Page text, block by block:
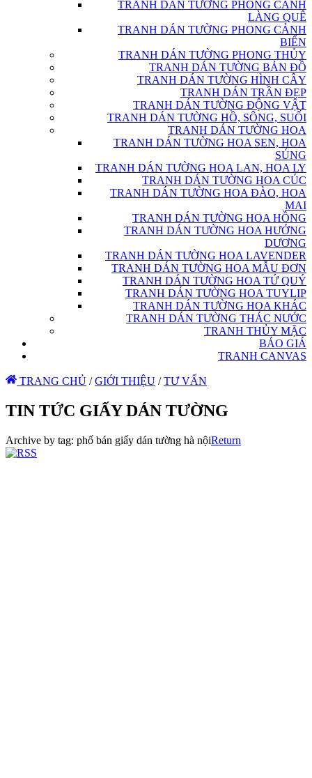
TRANH DÁN TƯỜNG PHONG CẢNH
LÀNG QUÊ
TRANH DÁN TƯỜNG PHONG CẢNH
BIỂN
TRANH DÁN TƯỜNG PHONG THỦY
TRANH DÁN TƯỜNG BẢN ĐỒ
TRANH DÁN TƯỜNG HÌNH CÂY
TRANH DÁN TRẦN ĐẸP
TRANH DÁN TƯỜNG ĐỘNG VẬT
TRANH DÁN TƯỜNG HỒ, SÔNG, SUỐI
TRANH DÁN TƯỜNG HOA
TRANH DÁN TƯỜNG HOA SEN, HOA
SÚNG
TRANH DÁN TƯỜNG HOA LAN, HOA LY
TRANH DÁN TƯỜNG HOA CÚC
TRANH DÁN TƯỜNG HOA ĐÀO, HOA
MAI
TRANH DÁN TƯỜNG HOA HỒNG
TRANH DÁN TƯỜNG HOA HƯỚNG
DƯƠNG
TRANH DÁN TƯỜNG HOA LAVENDER
TRANH DÁN TƯỜNG HOA MẪU ĐƠN
TRANH DÁN TƯỜNG HOA TỨ QUÝ
TRANH DÁN TƯỜNG HOA TUYLIP
TRANH DÁN TƯỜNG HOA KHÁC
TRANH DÁN TƯỜNG THÁC NƯỚC
TRANH THỦY MẶC
BÁO GIÁ
TRANH CANVAS
TRANG CHỦ / GIỚI THIỆU / TƯ VẤN
TIN TỨC GIẤY DÁN TƯỜNG
Archive by tag: phố bán giấy dán tường hà nộiReturn